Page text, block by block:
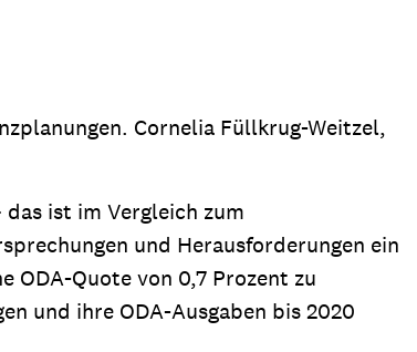
Themen
Fachpublikationen
Projektmaterial
Cornelia Füllkrug-Weitzel,
ist im Vergleich zum
und Herausforderungen ein
ODA-Quote von 0,7 Prozent zu
und ihre ODA-Ausgaben bis 2020